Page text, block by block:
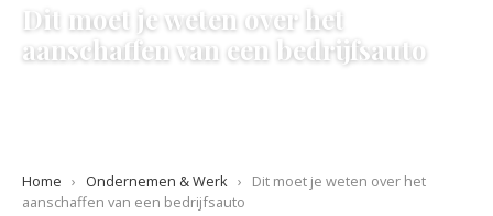
Dit moet je weten over het
aanschaffen van een bedrijfsauto
Home › Ondernemen & Werk ›
Dit moet je weten over het
aanschaffen van een bedrijfsauto